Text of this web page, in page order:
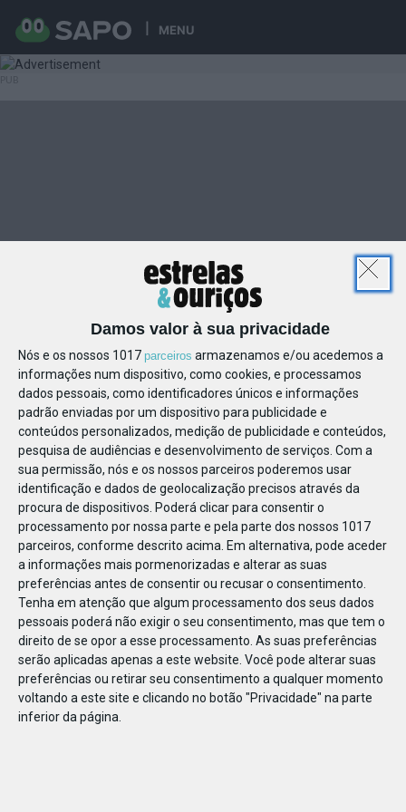
MENU
Damos valor à sua privacidade
Nós e os nossos 1017 parceiros armazenamos e/ou acedemos a
informações num dispositivo, como cookies, e processamos
dados pessoais, como identificadores únicos e informações
padrão enviadas por um dispositivo para publicidade e
conteúdos personalizados, medição de publicidade e conteúdos,
pesquisa de audiências e desenvolvimento de serviços. Com a
sua permissão, nós e os nossos parceiros poderemos usar
identificação e dados de geolocalização precisos através da
procura de dispositivos. Poderá clicar para consentir o
processamento por nossa parte e pela parte dos nossos 1017
parceiros, conforme descrito acima. Em alternativa, pode aceder
a informações mais pormenorizadas e alterar as suas
preferências antes de consentir ou recusar o consentimento.
Tenha em atenção que algum processamento dos seus dados
pessoais poderá não exigir o seu consentimento, mas que tem o
direito de se opor a esse processamento. As suas preferências
serão aplicadas apenas a este website. Você pode alterar suas
preferências ou retirar seu consentimento a qualquer momento
voltando a este site e clicando no botão "Privacidade" na parte
inferior da página.
1197582005331036